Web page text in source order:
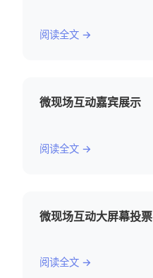
阅读全文 →
微现场互动嘉宾展示
阅读全文 →
微现场互动大屏幕投票
阅读全文 →